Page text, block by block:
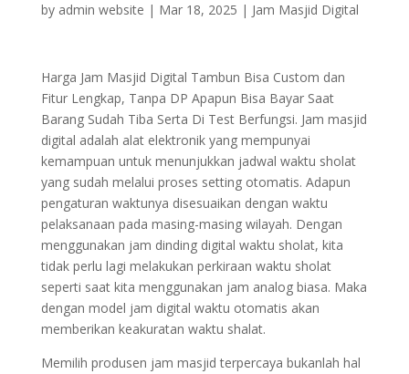
by admin website | Mar 18, 2025 | Jam Masjid Digital
Harga Jam Masjid Digital Tambun Bisa Custom dan
Fitur Lengkap, Tanpa DP Apapun Bisa Bayar Saat
Barang Sudah Tiba Serta Di Test Berfungsi. Jam masjid
digital adalah alat elektronik yang mempunyai
kemampuan untuk menunjukkan jadwal waktu sholat
yang sudah melalui proses setting otomatis. Adapun
pengaturan waktunya disesuaikan dengan waktu
pelaksanaan pada masing-masing wilayah. Dengan
menggunakan jam dinding digital waktu sholat, kita
tidak perlu lagi melakukan perkiraan waktu sholat
seperti saat kita menggunakan jam analog biasa. Maka
dengan model jam digital waktu otomatis akan
memberikan keakuratan waktu shalat.
Memilih produsen jam masjid terpercaya bukanlah hal